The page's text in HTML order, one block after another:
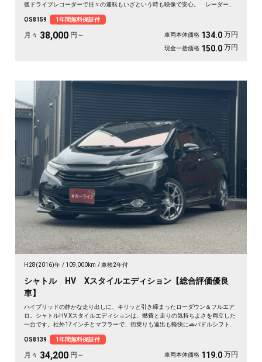
後ドライブレコーダーで日々の運転もいざという時も映像で安心。 レーダーク
と停められます。 仕事帰りにふらっと遠出したくなる、そんな相棒です✨ 高
級セダンがお値打ち、《1年保証付》で気持ちよく乗り出せます💫👍
OS8159 1年間無料保証付
月々 38,000 円～ 車両本体価格 134.0 万円
現金一括価格 150.0 万円
H28(2016)年 109,000km 車検2年付
シャトル HV Xスタイルエディション【総合評価優良
車】
ハイブリッドの静かな走り出しに、キリッと引き締まったローダウン＆フルエア
ロ。シャトルHV Xスタイルエディションは、燃費と走りの気持ちよさを両立した
一台です。社外17インチとマフラーで、街乗りも遠出も軽快に🚗パドルシフトで
心。仕事帰りにふらっと寄り道、休日は荷物を積んでロングドライブへ✨走りに
こだわる方に《1年保証付》💫
OS8139 1年間無料保証付
月々 34,200 円～ 車両本体価格 119.0 万円